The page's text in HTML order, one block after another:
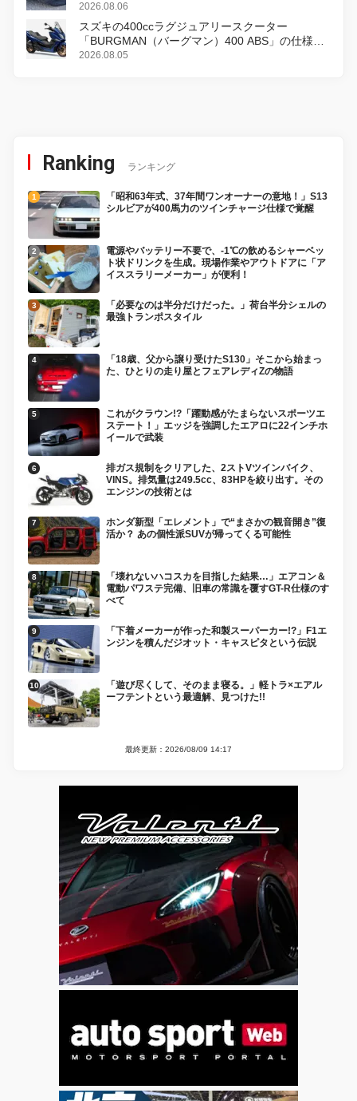
2026.08.06
スズキの400ccラグジュアリースクーター
「BURGMAN（バーグマン）400 ABS」の仕様を
変更し、8月18日に発売
2026.08.05
Ranking ランキング
「昭和63年式、37年間ワンオーナーの意地！」S13
シルビアが400馬力のツインチャージ仕様で覚醒
電源やバッテリー不要で、-1℃の飲めるシャーベッ
ト状ドリンクを生成。現場作業やアウトドアに「ア
イススラリーメーカー」が便利！
「必要なのは半分だけだった。」荷台半分シェルの
最強トランポスタイル
「18歳、父から譲り受けたS130」そこから始まっ
た、ひとりの走り屋とフェアレディZの物語
これがクラウン!?「躍動感がたまらないスポーツエ
ステート！」エッジを強調したエアロに22インチホ
イールで武装
排ガス規制をクリアした、2ストVツインバイク、
VINS。排気量は249.5cc、83HPを絞り出す。その
エンジンの技術とは
ホンダ新型「エレメント」で“まさかの観音開き”復
活か？ あの個性派SUVが帰ってくる可能性
「壊れないハコスカを目指した結果…」エアコン＆
電動パワステ完備、旧車の常識を覆すGT-R仕様のす
べて
「下着メーカーが作った和製スーパーカー!?」F1エ
ンジンを積んだジオット・キャスピタという伝説
「遊び尽くして、そのまま寝る。」軽トラ×エアル
ーフテントという最適解、見つけた!!
最終更新：2026/08/09 14:17